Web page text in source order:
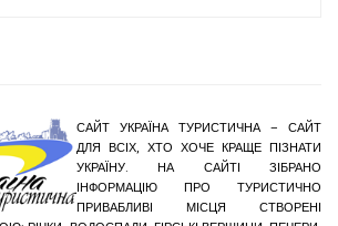
САЙТ УКРАЇНА ТУРИСТИЧНА – САЙТ
ДЛЯ ВСІХ, ХТО ХОЧЕ КРАЩЕ ПІЗНАТИ
УКРАЇНУ. НА САЙТІ ЗІБРАНО
ІНФОРМАЦІЮ ПРО ТУРИСТИЧНО
ПРИВАБЛИВІ МІСЦЯ СТВОРЕНІ